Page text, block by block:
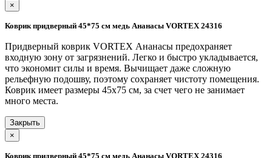
×
Коврик придверный 45*75 см медь Ананасы VORTEX 24316
Придверный коврик VORTEX Ананасы предохраняет
входную зону от загрязнений. Легко и быстро укладывается,
что экономит силы и время. Вычищает даже сложную
рельефную подошву, поэтому сохраняет чистоту помещения.
Коврик имеет размеры 45x75 см, за счет чего не занимает
много места.
Закрыть
×